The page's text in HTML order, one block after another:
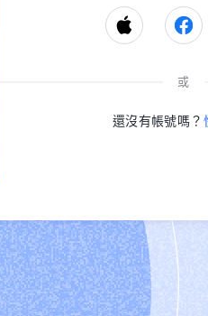
或
還沒有帳號嗎？